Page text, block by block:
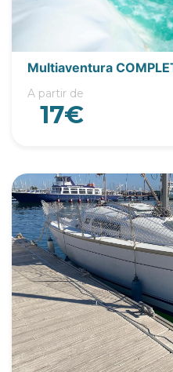
Multiaventura
A partir de
17€